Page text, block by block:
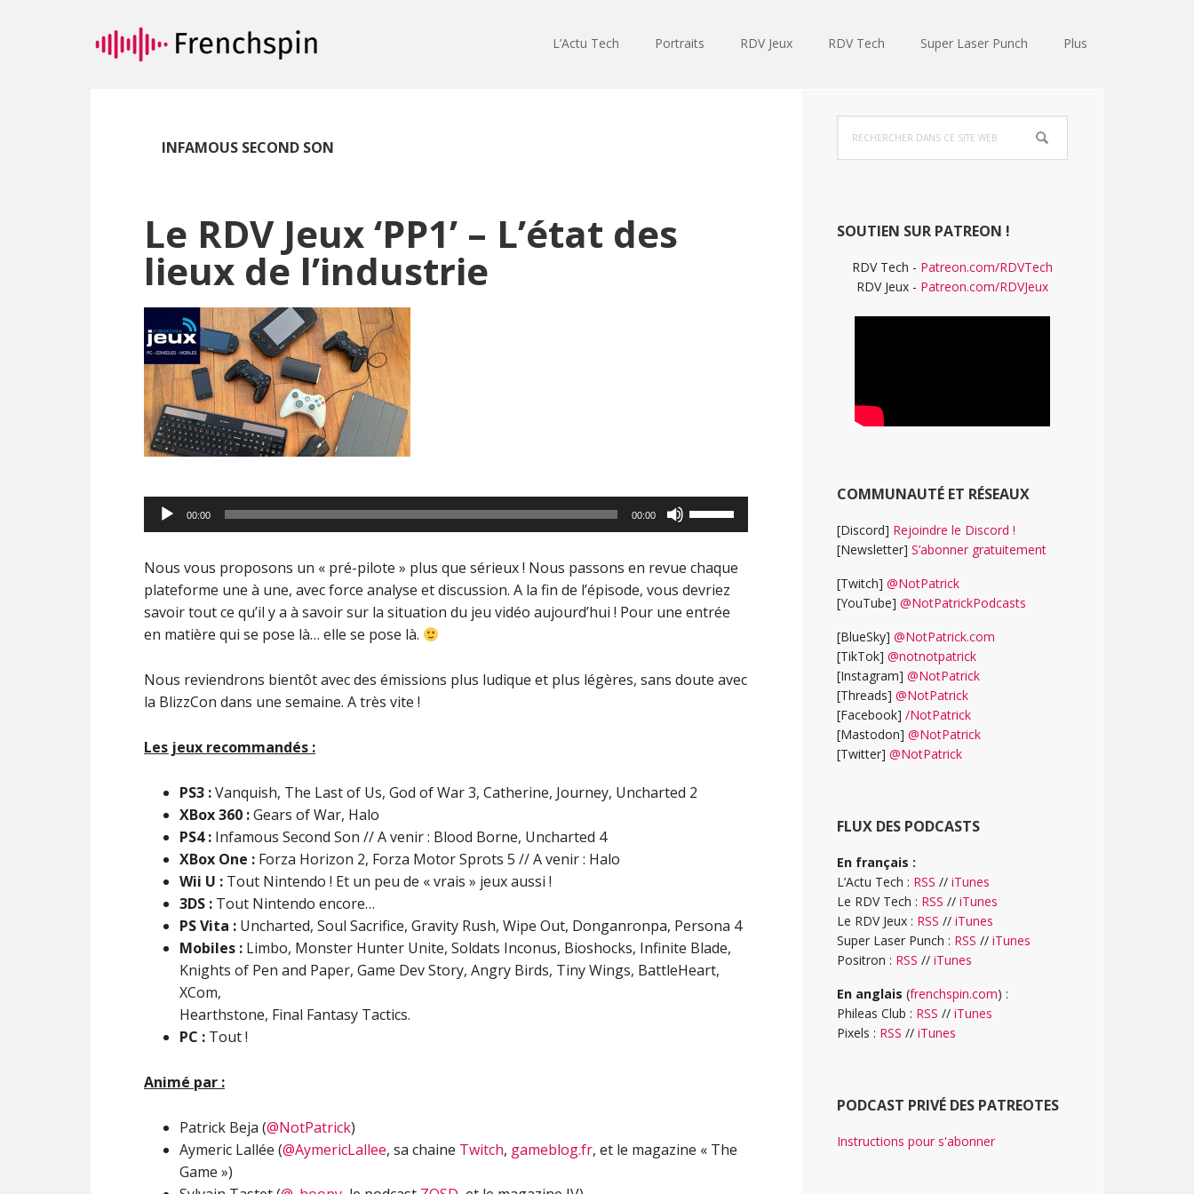
au
contenu
la
L’Actu Tech Portraits RDV Jeux RDV Tech Super Laser Punch Plus
INFAMOUS SECOND SON
Le RDV Jeux ‘PP1’ – L’état des
lieux de l’industrie
Lecteur
audio
00:00 00:00
les
haut/bas
pour
augmenter
le
Nous vous proposons un « pré-pilote » plus que sérieux ! Nous passons en revue chaque
plateforme une à une, avec force analyse et discussion. A la fin de l’épisode, vous devriez
savoir tout ce qu’il y a à savoir sur la situation du jeu vidéo aujourd’hui ! Pour une entrée
en matière qui se pose là… elle se pose là.
Nous reviendrons bientôt avec des émissions plus ludique et plus légères, sans doute avec
la BlizzCon dans une semaine. A très vite !
Les jeux recommandés :
PS3 :Vanquish, The Last of Us, God of War 3, Catherine, Journey, Uncharted 2
XBox 360 :Gears of War, Halo
PS4 : Infamous Second Son // A venir : Blood Borne, Uncharted 4
XBox One : Forza Horizon 2, Forza Motor Sprots 5 // A venir : Halo
Wii U : Tout Nintendo ! Et un peu de « vrais » jeux aussi !
3DS : Tout Nintendo encore…
PS Vita : Uncharted, Soul Sacrifice, Gravity Rush, Wipe Out, Donganronpa, Persona 4
Mobiles : Limbo, Monster Hunter Unite, Soldats Inconus, Bioshocks, Infinite Blade,
Knights of Pen and Paper, Game Dev Story, Angry Birds, Tiny Wings, BattleHeart,
XCom,
Hearthstone, Final Fantasy Tactics.
PC : Tout !
Animé par :
Patrick Beja (@NotPatrick)
Aymeric Lallée (@AymericLallee, sa chaine Twitch, gameblog.fr, et le magazine « The
Game »)
Barre
latérale
dans
ce
SOUTIEN SUR PATREON !
RDV Tech - Patreon.com/RDVTech
RDV Jeux - Patreon.com/RDVJeux
COMMUNAUTÉ ET RÉSEAUX
[Discord] Rejoindre le Discord !
[Newsletter] S’abonner gratuitement
[Twitch] @NotPatrick
[YouTube] @NotPatrickPodcasts
[BlueSky] @NotPatrick.com
[TikTok] @notnotpatrick
[Instagram] @NotPatrick
[Threads] @NotPatrick
[Facebook] /NotPatrick
[Mastodon] @NotPatrick
[Twitter] @NotPatrick
FLUX DES PODCASTS
En français :
L’Actu Tech : RSS // iTunes
Le RDV Tech : RSS // iTunes
Le RDV Jeux : RSS // iTunes
Super Laser Punch : RSS // iTunes
Positron : RSS // iTunes
En anglais (frenchspin.com) :
Phileas Club : RSS // iTunes
Pixels : RSS // iTunes
PODCAST PRIVÉ DES PATREOTES
Instructions pour s'abonner